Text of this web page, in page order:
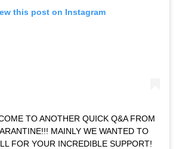
this post on Instagram
TO ANOTHER QUICK Q&A FROM
MAINLY WE WANTED TO
FOR YOUR INCREDIBLE SUPPORT!